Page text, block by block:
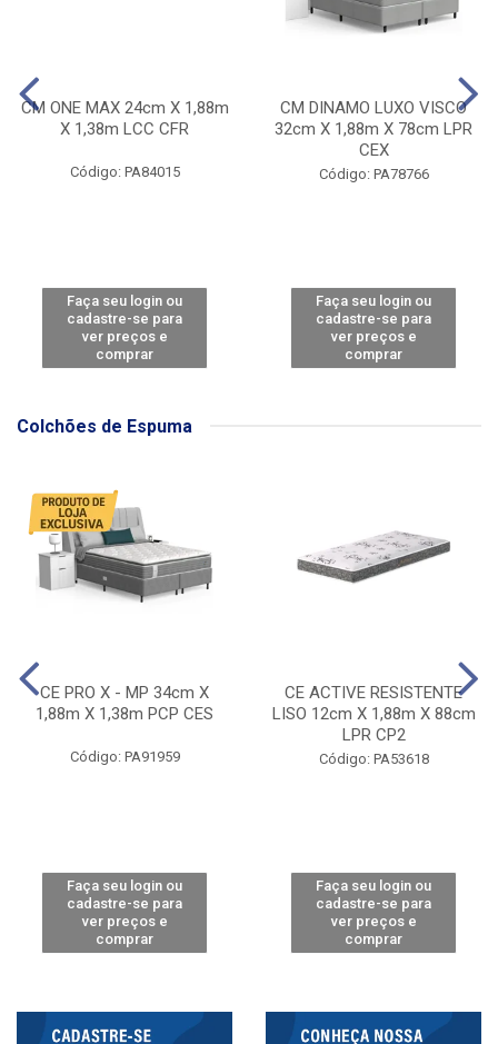
CM ONE MAX 24cm X 1,88m
X 1,38m LCC CFR
Código: PA84015
Faça seu login ou
cadastre-se para
ver preços e
comprar
CM DINAMO LUXO VISCO
32cm X 1,88m X 78cm LPR
CEX
Código: PA78766
Faça seu login ou
cadastre-se para
ver preços e
comprar
Colchões de Espuma
CE PRO X - MP 34cm X
1,88m X 1,38m PCP CES
Código: PA91959
Faça seu login ou
cadastre-se para
ver preços e
comprar
CE ACTIVE RESISTENTE
LISO 12cm X 1,88m X 88cm
LPR CP2
Código: PA53618
Faça seu login ou
cadastre-se para
ver preços e
comprar